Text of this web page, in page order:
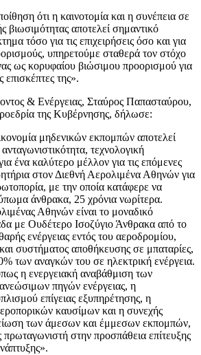
ότι η καινοτομία και η συνέπεια σε
βιωσιμότητας αποτελεί σημαντικό
τόσο για τις επιχειρήσεις όσο και για
υπηρετούμε σταθερά τον στόχο
ως κορυφαίου βιώσιμου προορισμού για
επισκέπτες της».
& Ενέργειας, Σταύρος Παπασταύρου,
της Κυβέρνησης, δήλωσε:
μηδενικών εκπομπών αποτελεί
τεχνολογική
ένα καλύτερο μέλλον για τις επόμενες
στον Διεθνή Αερολιμένα Αθηνών για
με την οποία κατάφερε να
άνθρακα, 25 χρόνια νωρίτερα.
Αθηνών είναι το μοναδικό
με Ουδέτερο Ισοζύγιο Άνθρακα από το
ενέργειας εντός του αεροδρομίου,
συστήματος αποθήκευσης σε μπαταρίες,
των αναγκών του σε ηλεκτρική ενέργεια.
η ενεργειακή αναβάθμιση των
πηγών ενέργειας, η
επίγειας εξυπηρέτησης, η
καυσίμων και η συνεχής
των άμεσων και έμμεσων εκπομπών,
στην προσπάθεια επίτευξης